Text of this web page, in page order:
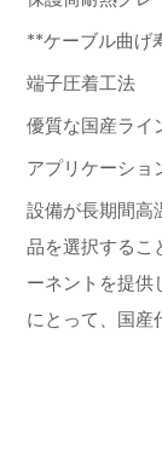
**ケーブル曲げ
端子圧着工法
優質な国産ライ
アプリケーショ
設備が長期間高
品を選択するこ
ーネントを提供
にとって、国産